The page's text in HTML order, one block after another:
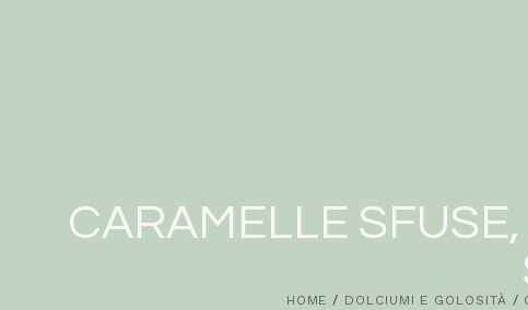
CARAMELLE SFUSE,
HOME / DOLCIUMI E GOLOSITÀ /